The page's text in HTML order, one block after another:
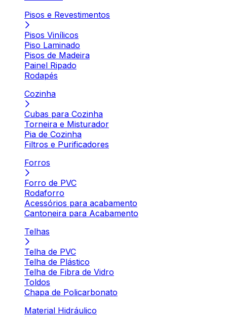
Pisos e Revestimentos
Pisos Vinílicos
Piso Laminado
Pisos de Madeira
Painel Ripado
Rodapés
Cozinha
Cubas para Cozinha
Torneira e Misturador
Pia de Cozinha
Filtros e Purificadores
Forros
Forro de PVC
Rodaforro
Acessórios para acabamento
Cantoneira para Acabamento
Telhas
Telha de PVC
Telha de Plástico
Telha de Fibra de Vidro
Toldos
Chapa de Policarbonato
Material Hidráulico